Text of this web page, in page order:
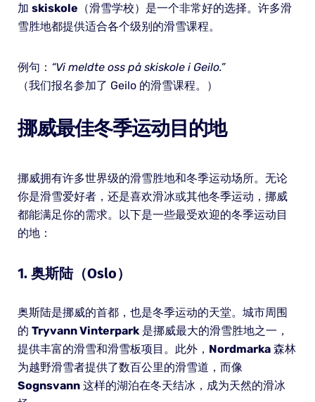
加 skiskole （滑雪学校）是一个非常好的选择。许多滑
雪胜地都提供适合各个级别的滑雪课程。
例句： “Vi meldte oss på skiskole i Geilo.”
（我们报名参加了 Geilo 的滑雪课程。）
挪威最佳冬季运动目的地
挪威拥有许多世界级的滑雪胜地和冬季运动场所。无论
你是滑雪爱好者，还是喜欢滑冰或其他冬季运动，挪威
都能满足你的需求。以下是一些最受欢迎的冬季运动目
的地：
1. 奥斯陆（Oslo）
奥斯陆是挪威的首都，也是冬季运动的天堂。城市周围
的 Tryvann Vinterpark是挪威最大的滑雪胜地之一，
提供丰富的滑雪和滑雪板项目。此外， Nordmarka森林
为越野滑雪者提供了数百公里的滑雪道，而像
Sognsvann这样的湖泊在冬天结冰，成为天然的滑冰